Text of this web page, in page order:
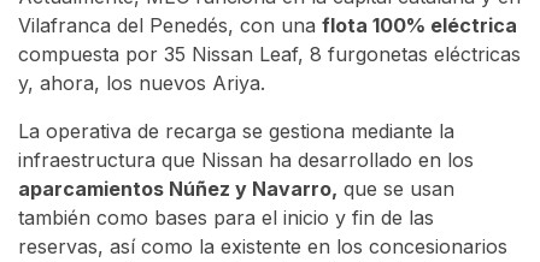
Vilafranca del Penedés, con una flota 100% eléctrica
compuesta por 35 Nissan Leaf, 8 furgonetas eléctricas
y, ahora, los nuevos Ariya.
La operativa de recarga se gestiona mediante la
infraestructura que Nissan ha desarrollado en los
aparcamientos Núñez y Navarro, que se usan
también como bases para el inicio y fin de las
reservas, así como la existente en los concesionarios